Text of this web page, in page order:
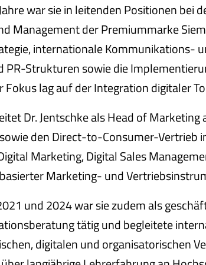
war sie in leitenden Positionen bei
Management der Premiummarke
internationale Kommunikations-
PR-Strukturen sowie die
Fokus lag auf der Integration digitaler
Dr. Jentschke als Head of
den Direct-to-Consumer-Vertrieb
Marketing, Digital Sales
Marketing- und
und 2024 war sie zudem als
tätig und begleitete
digitalen und organisatorischen